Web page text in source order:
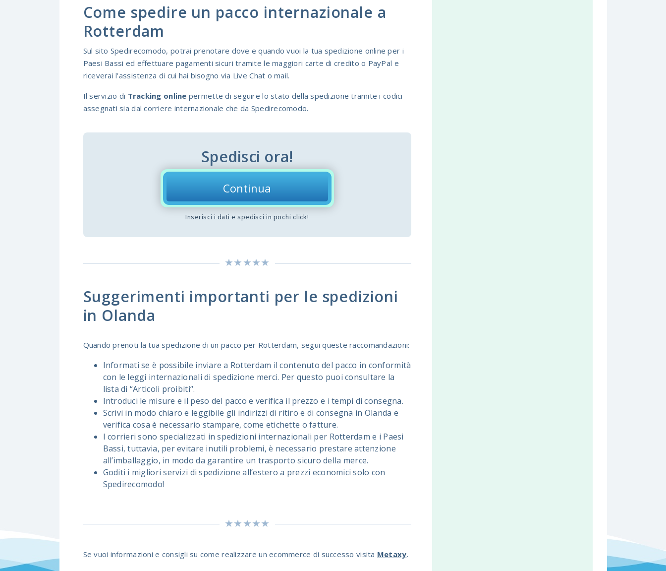
Come spedire un pacco internazionale a
Rotterdam
Sul sito Spedirecomodo, potrai prenotare dove e quando vuoi la tua spedizione online per i
Paesi Bassi ed effettuare pagamenti sicuri tramite le maggiori carte di credito o PayPal e
riceverai l’assistenza di cui hai bisogno via Live Chat o mail.
Il servizio di Tracking online permette di seguire lo stato della spedizione tramite i codici
assegnati sia dal corriere internazionale che da Spedirecomodo.
Spedisci ora!
Continua
Inserisci i dati e spedisci in pochi click!
Suggerimenti importanti per le spedizioni
in Olanda
Quando prenoti la tua spedizione di un pacco per Rotterdam, segui queste raccomandazioni:
Informati se è possibile inviare a Rotterdam il contenuto del pacco in conformità
con le leggi internazionali di spedizione merci. Per questo puoi consultare la
lista di “Articoli proibiti“.
Introduci le misure e il peso del pacco e verifica il prezzo e i tempi di consegna.
Scrivi in modo chiaro e leggibile gli indirizzi di ritiro e di consegna in Olanda e
verifica cosa è necessario stampare, come etichette o fatture.
I corrieri sono specializzati in spedizioni internazionali per Rotterdam e i Paesi
Bassi, tuttavia, per evitare inutili problemi, è necessario prestare attenzione
all’imballaggio, in modo da garantire un trasporto sicuro della merce.
Goditi i migliori servizi di spedizione all’estero a prezzi economici solo con
Spedirecomodo!
Se vuoi informazioni e consigli su come realizzare un ecommerce di successo visita Metaxy.